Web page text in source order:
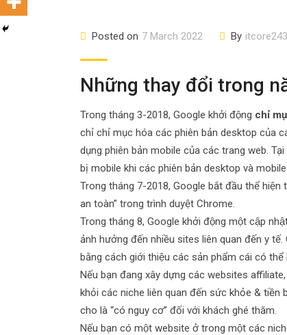
Posted on 7 March 2022 By
Những thay đổi trong
Trong tháng 3-2018, Google khởi động chỉ
chỉ chỉ mục hóa các phiên bản desktop của
dụng phiên bản mobile của các trang web.
bị mobile khi các phiên bản desktop và
Trong tháng 7-2018, Google bắt đầu thể
an toàn” trong trình duyệt Chrome.
Trong tháng 8, Google khởi động một cập
ảnh hưởng đến nhiều sites liên quan đến y
bằng cách giới thiệu các sản phẩm cái có
Nếu bạn đang xây dựng các websites
khỏi các niche liên quan đến sức khỏe &
cho là “có nguy cơ” đối với khách ghé thăm.
Nếu bạn có một website ở trong một các